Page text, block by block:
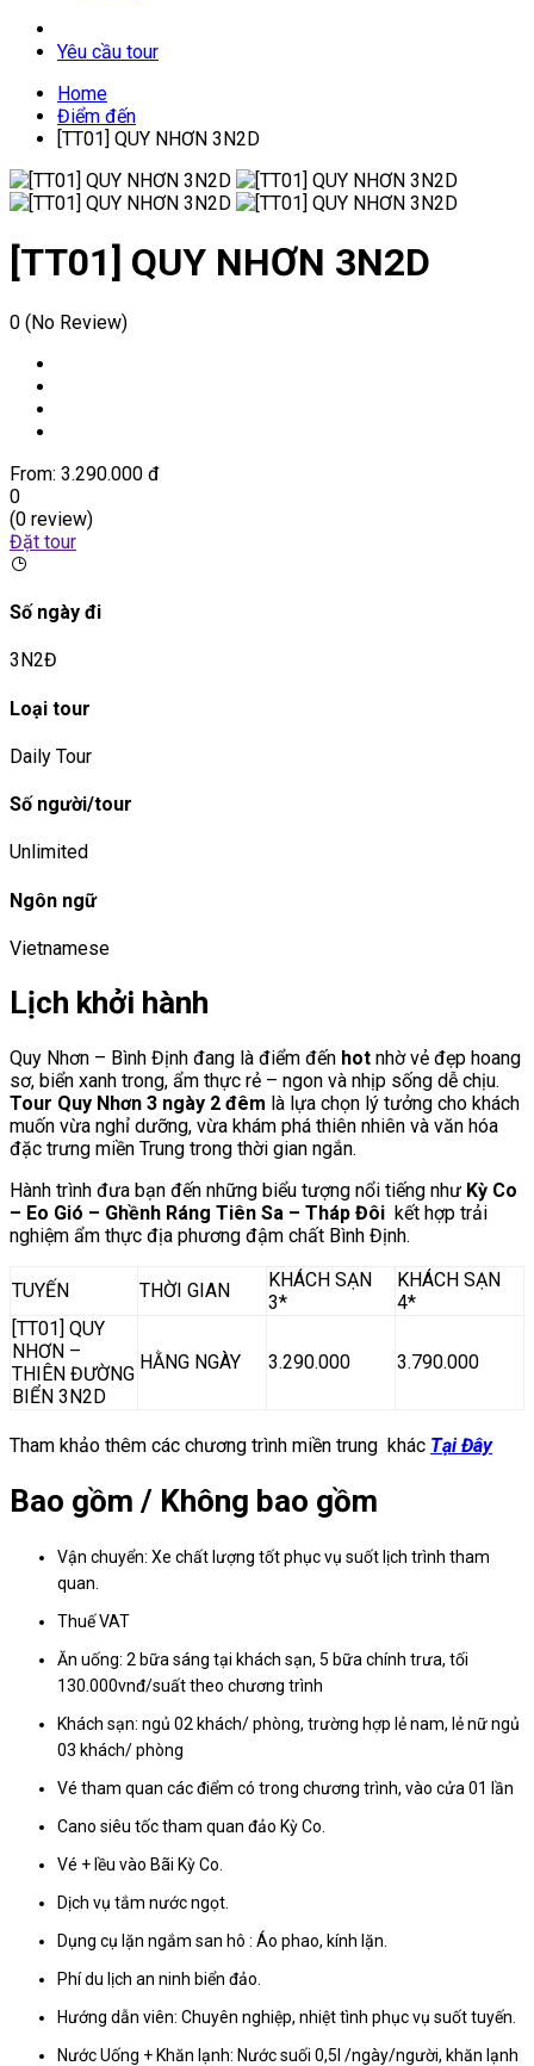
Yêu cầu tour
Home
Điểm đến
[TT01] QUY NHƠN 3N2D
[TT01] QUY NHƠN 3N2D
0 (No Review)
From: 3.290.000 đ
0
(0 review)
Đặt tour
Số ngày đi
3N2Đ
Loại tour
Daily Tour
Số người/tour
Unlimited
Ngôn ngữ
Vietnamese
Lịch khởi hành
Quy Nhơn – Bình Định đang là điểm đến hot nhờ vẻ đẹp hoang
sơ, biển xanh trong, ẩm thực rẻ – ngon và nhịp sống dễ chịu.
Tour Quy Nhơn 3 ngày 2 đêm là lựa chọn lý tưởng cho khách
muốn vừa nghỉ dưỡng, vừa khám phá thiên nhiên và văn hóa
đặc trưng miền Trung trong thời gian ngắn.
Hành trình đưa bạn đến những biểu tượng nổi tiếng như Kỳ Co
– Eo Gió – Ghềnh Ráng Tiên Sa – Tháp Đôi kết hợp trải
nghiệm ẩm thực địa phương đậm chất Bình Định.
TUYẾN THỜI GIAN
KHÁCH SẠN
3*
KHÁCH SẠN
4*
[TT01] QUY
NHƠN –
THIÊN ĐƯỜNG
BIỂN 3N2D
HẰNG NGÀY 3.290.000 3.790.000
Tham khảo thêm các chương trình miền trung khác Tại Đây
Bao gồm / Không bao gồm
Vận chuyển: Xe chất lượng tốt phục vụ suốt lịch trình tham
quan.
Thuế VAT
Ăn uống: 2 bữa sáng tại khách sạn, 5 bữa chính trưa, tối
130.000vnđ/suất theo chương trình
Khách sạn: ngủ 02 khách/ phòng, trường hợp lẻ nam, lẻ nữ ngủ
03 khách/ phòng
Vé tham quan các điểm có trong chương trình, vào cửa 01 lần
Cano siêu tốc tham quan đảo Kỳ Co.
Vé + lều vào Bãi Kỳ Co.
Dịch vụ tắm nước ngọt.
Dụng cụ lặn ngắm san hô : Áo phao, kính lặn.
Phí du lịch an ninh biển đảo.
Hướng dẫn viên: Chuyên nghiệp, nhiệt tình phục vụ suốt tuyến.
Nước Uống + Khăn lạnh: Nước suối 0,5l /ngày/người, khăn lạnh